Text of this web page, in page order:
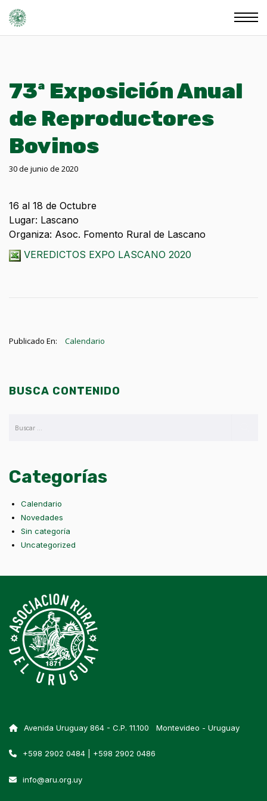
73ª Exposición Anual
de Reproductores
Bovinos
30 de junio de 2020
16 al 18 de Octubre
Lugar: Lascano
Organiza: Asoc. Fomento Rural de Lascano
VEREDICTOS EXPO LASCANO 2020
Publicado En: Calendario
BUSCA CONTENIDO
Categorías
Calendario
Novedades
Sin categoría
Uncategorized
Avenida Uruguay 864 - C.P. 11.100 Montevideo - Uruguay
+598 2902 0484 | +598 2902 0486
info@aru.org.uy